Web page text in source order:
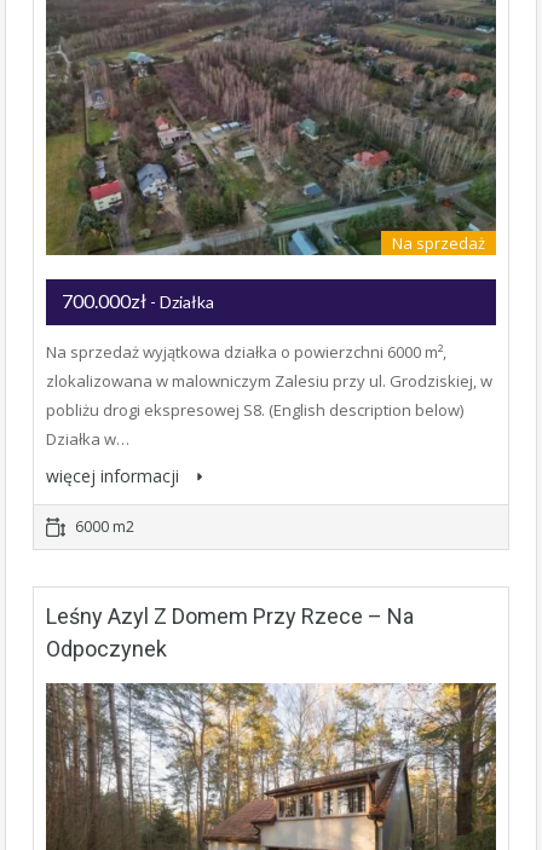
Na sprzedaż
700.000zł - Działka
Na sprzedaż wyjątkowa działka o powierzchni 6000 m²,
zlokalizowana w malowniczym Zalesiu przy ul. Grodziskiej, w
pobliżu drogi ekspresowej S8. (English description below)
Działka w…
więcej informacji
6000 m2
Leśny Azyl Z Domem Przy Rzece – Na
Odpoczynek